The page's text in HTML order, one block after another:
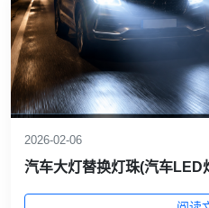
2026-02-06
汽车大灯替换灯珠(汽车LED